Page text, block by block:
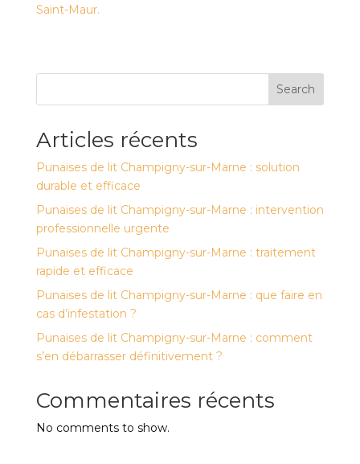
Saint-Maur.
Search
Articles récents
Punaises de lit Champigny-sur-Marne : solution
durable et efficace
Punaises de lit Champigny-sur-Marne : intervention
professionnelle urgente
Punaises de lit Champigny-sur-Marne : traitement
rapide et efficace
Punaises de lit Champigny-sur-Marne : que faire en
cas d’infestation ?
Punaises de lit Champigny-sur-Marne : comment
s’en débarrasser définitivement ?
Commentaires récents
No comments to show.